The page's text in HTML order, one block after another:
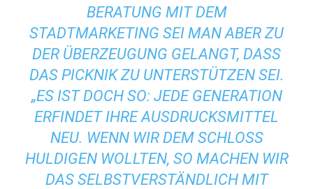
BERATUNG MIT DEM
STADTMARKETING SEI MAN ABER ZU
DER ÜBERZEUGUNG GELANGT, DASS
DAS PICKNIK ZU UNTERSTÜTZEN SEI.
„ES IST DOCH SO: JEDE GENERATION
ERFINDET IHRE AUSDRUCKSMITTEL
NEU. WENN WIR DEM SCHLOSS
HULDIGEN WOLLTEN, SO MACHEN WIR
DAS SELBSTVERSTÄNDLICH MIT